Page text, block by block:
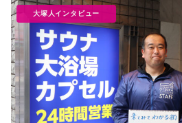
大塚人インタビュー